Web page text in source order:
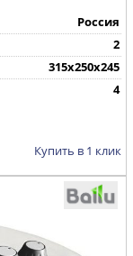
Россия
2
315х250х245
4
Купить в 1 клик